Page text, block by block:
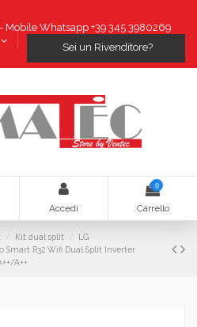
Mobile Whatsapp +39 345 3980269
Sei un Rivenditore?
Accedi
0
Carrello
Kit dual split
LG
R32 Wifi Dual Split Inverter
A++